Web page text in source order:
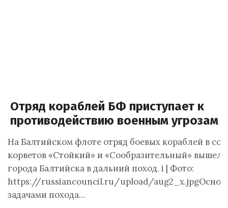
Отряд кораблей БФ приступает к
противодействию военным угрозам
На Балтийском флоте отряд боевых кораблей в
корветов «Стойкий» и «Сообразительный» вышел
города Балтийска в дальний поход. i | Фото:
https://russiancouncil.ru/upload/
задачами похода…